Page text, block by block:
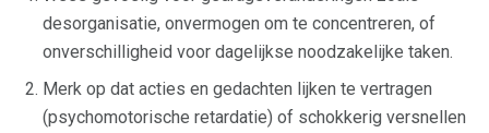
desorganisatie, onvermogen om te concentreren, of
onverschilligheid voor dagelijkse noodzakelijke taken.
Merk op dat acties en gedachten lijken te vertragen
(psychomotorische retardatie) of schokkerig versnellen